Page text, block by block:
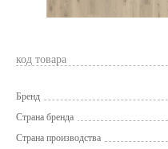
код товара
Бренд
Страна бренда
Страна производства